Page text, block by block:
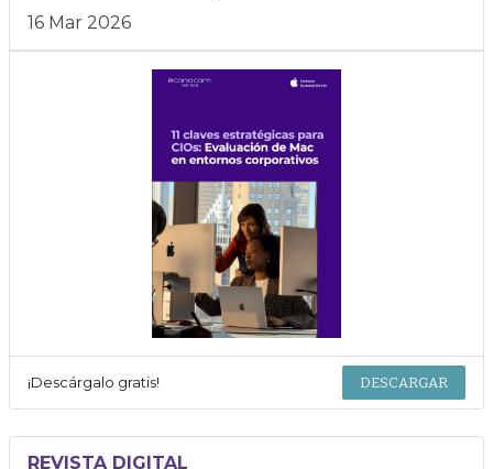
16 Mar 2026
¡Descárgalo gratis! DESCARGAR
REVISTA DIGITAL